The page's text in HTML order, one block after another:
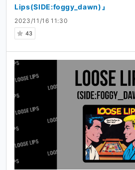
2023/11/16 11:30
43
Lips(SIDE:foggy_dawn)』